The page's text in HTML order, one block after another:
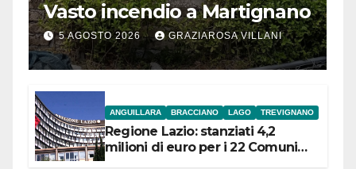
Vasto incendio a Martignano
5 AGOSTO 2026 GRAZIAROSA VILLANI
ANGUILLARA BRACCIANO LAGO TREVIGNANO
Regione Lazio: stanziati 4,2
milioni di euro per i 22 Comuni